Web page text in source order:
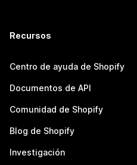
Recursos
Centro de ayuda de Shopify
Documentos de API
Comunidad de Shopify
Blog de Shopify
Investigación